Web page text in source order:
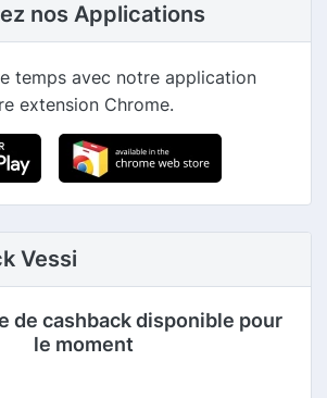
nos Applications
temps avec notre application
extension Chrome.
Vessi
de cashback disponible pour
le moment